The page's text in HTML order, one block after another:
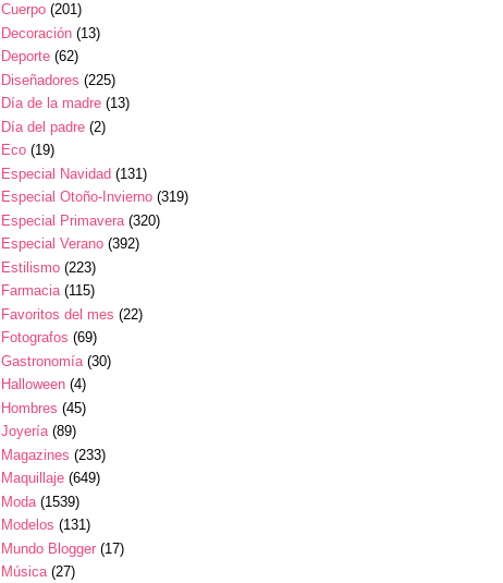
Cuerpo (201)
Decoración (13)
Deporte (62)
Diseñadores (225)
Día de la madre (13)
Día del padre (2)
Eco (19)
Especial Navidad (131)
Especial Otoño-Invierno (319)
Especial Primavera (320)
Especial Verano (392)
Estilismo (223)
Farmacia (115)
Favoritos del mes (22)
Fotografos (69)
Gastronomía (30)
Halloween (4)
Hombres (45)
Joyería (89)
Magazines (233)
Maquillaje (649)
Moda (1539)
Modelos (131)
Mundo Blogger (17)
Música (27)